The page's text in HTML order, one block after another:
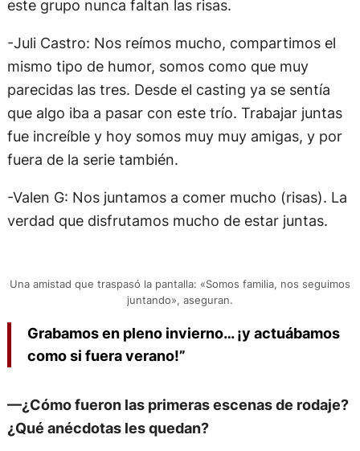
este grupo nunca faltan las risas.
-Juli Castro: Nos reímos mucho, compartimos el
mismo tipo de humor, somos como que muy
parecidas las tres. Desde el casting ya se sentía
que algo iba a pasar con este trío. Trabajar juntas
fue increíble y hoy somos muy muy amigas, y por
fuera de la serie también.
-Valen G: Nos juntamos a comer mucho (risas). La
verdad que disfrutamos mucho de estar juntas.
Una amistad que traspasó la pantalla: «Somos familia, nos seguimos
juntando», aseguran.
Grabamos en pleno invierno… ¡y actuábamos
como si fuera verano!”
—¿Cómo fueron las primeras escenas de rodaje?
¿Qué anécdotas les quedan?